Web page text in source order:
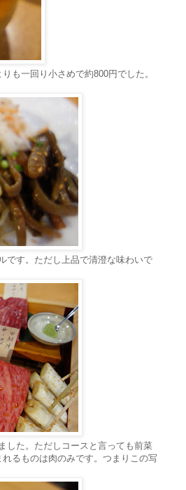
も一回り小さめで約800円でした。
です。ただし上品で清澄な味わいで
した。ただしコースと言っても前菜
るものは肉のみです。つまりこの写